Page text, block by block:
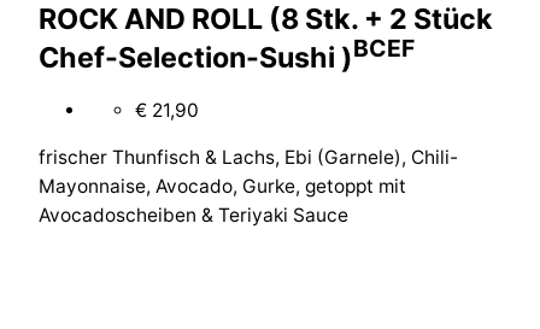
ROCK AND ROLL (8 Stk. + 2 Stück
Chef-Selection-Sushi )BCEF
€ 21,90
frischer Thunfisch & Lachs, Ebi (Garnele), Chili-
Mayonnaise, Avocado, Gurke, getoppt mit
Avocadoscheiben & Teriyaki Sauce